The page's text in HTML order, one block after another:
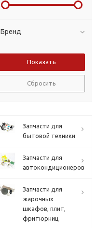
Бренд
Сбросить
Запчасти для
бытовой техники
Запчасти для
автокондиционеров
Запчасти для
жарочных
шкафов, плит,
фритюрниц